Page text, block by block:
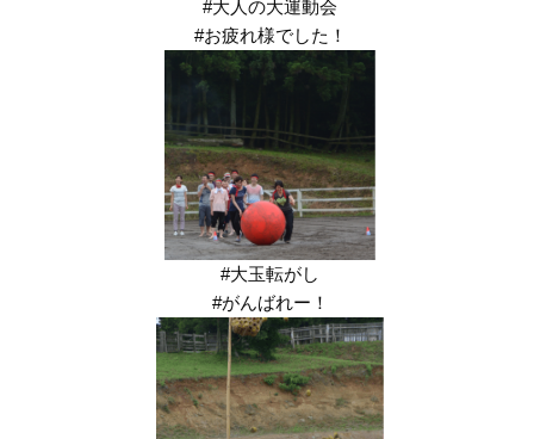
#大人の大運動会
#お疲れ様でした！
#大玉転がし
#がんばれー！